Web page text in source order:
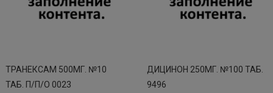
ТРАНЕКСАМ 500МГ. №10
ТАБ. П/П/О 0023
ДИЦИНОН 250МГ. №100 ТАБ.
9496